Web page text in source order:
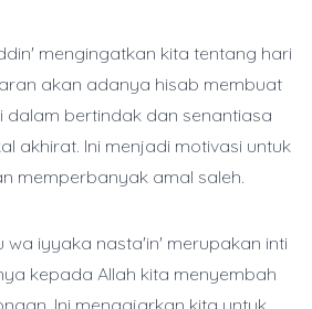
mengingatkan kita tentang hari
akan adanya hisab membuat
dalam bertindak dan senantiasa
akhirat. Ini menjadi motivasi untuk
memperbanyak amal saleh.
wa iyyaka nasta'in' merupakan inti
kepada Allah kita menyembah
Ini mengajarkan kita untuk